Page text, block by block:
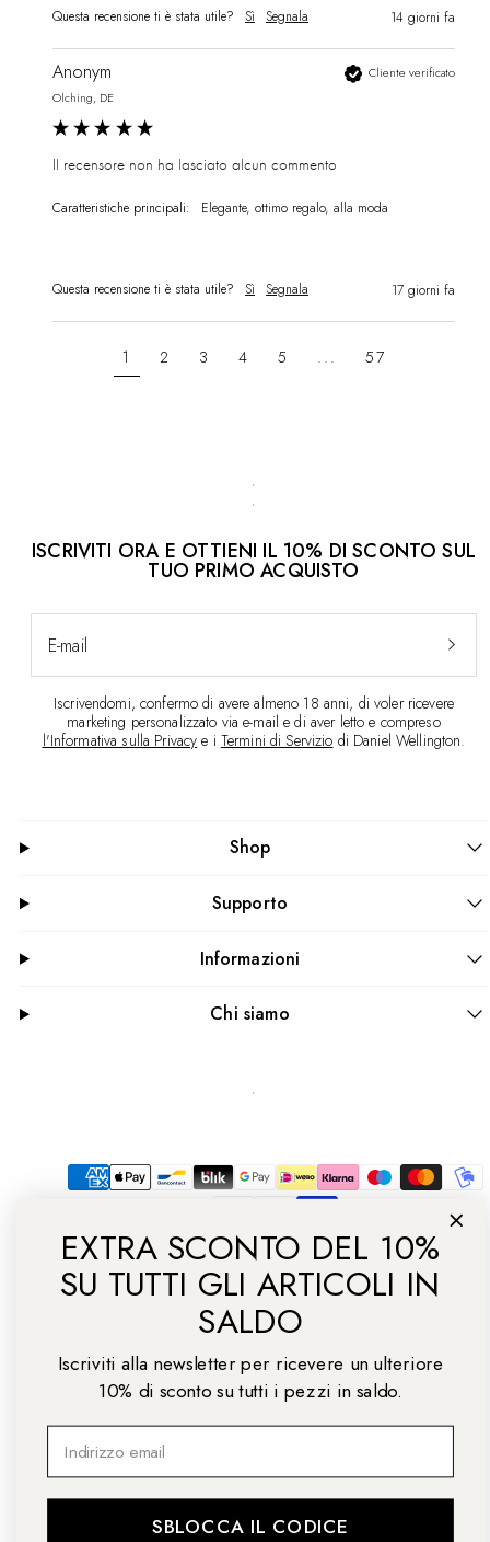
Questa recensione ti è stata utile? Sì Segnala 14 giorni fa
Cliente verificato
Anonym
Olching, DE
Il recensore non ha lasciato alcun commento
Caratteristiche principali: Elegante, ottimo regalo, alla moda
Questa recensione ti è stata utile? Sì Segnala 17 giorni fa
1 2 3 4 5 ... 57
ISCRIVITI ORA E OTTIENI IL 10% DI SCONTO SUL
TUO PRIMO ACQUISTO
E-mail
Iscrivendomi, confermo di avere almeno 18 anni, di voler ricevere
marketing personalizzato via e-mail e di aver letto e compreso
l'Informativa sulla Privacy e i Termini di Servizio di Daniel Wellington.
Shop
Supporto
Informazioni
Chi siamo
Modalità
di
© 2026 Daniel Wellington
Torna
su
EXTRA SCONTO DEL 10%
SU TUTTI GLI ARTICOLI IN
SALDO
Iscriviti alla newsletter per ricevere un ulteriore
10% di sconto su tutti i pezzi in saldo.
SBLOCCA IL CODICE